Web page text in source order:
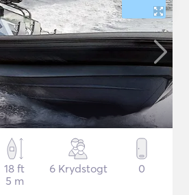
18 ft
5 m
6 Krydstogt 0